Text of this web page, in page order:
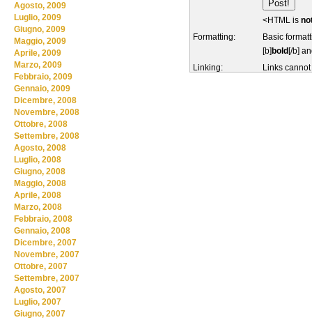
<HTML is
Formatting:
Basic
[b] bold [/b]
Linking:
Links
Agosto, 2009
Luglio, 2009
Giugno, 2009
Maggio, 2009
Aprile, 2009
Marzo, 2009
Febbraio, 2009
Gennaio, 2009
Dicembre, 2008
Novembre, 2008
Ottobre, 2008
Settembre, 2008
Agosto, 2008
Luglio, 2008
Giugno, 2008
Maggio, 2008
Aprile, 2008
Marzo, 2008
Febbraio, 2008
Gennaio, 2008
Dicembre, 2007
Novembre, 2007
Ottobre, 2007
Settembre, 2007
Agosto, 2007
Luglio, 2007
Giugno, 2007